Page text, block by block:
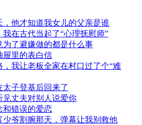
，他才知道我女儿的父亲是谁
在古代当起了“心理抚慰师”
为了避嫌做的都是什么事
屉里的表白信
我让老板全家在村口过了个“难
子登基后回来了
见丈夫对别人说爱你
和错误的爱恋
少爷割腕那天，弹幕让我别救他